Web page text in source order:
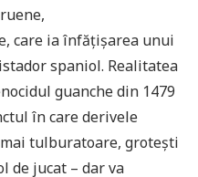
care ia înfățișarea unui
spaniol. Realitatea
guanche din 1479
în care derivele
tulburatoare, grotești
de jucat – dar va